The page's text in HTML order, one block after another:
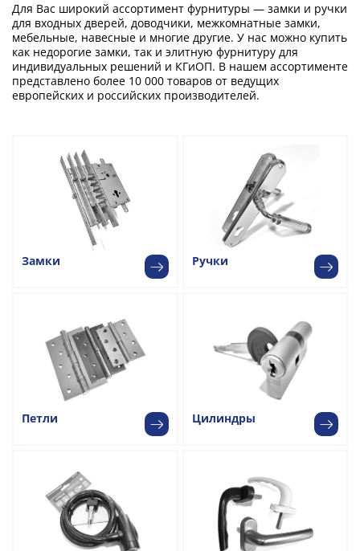
Для Вас широкий ассортимент фурнитуры — замки и ручки
для входных дверей, доводчики, межкомнатные замки,
мебельные, навесные и многие другие. У нас можно купить
как недорогие замки, так и элитную фурнитуру для
индивидуальных решений и КГиОП. В нашем ассортименте
представлено более 10 000 товаров от ведущих
европейских и российских производителей.
Замки Ручки
Петли Цилиндры